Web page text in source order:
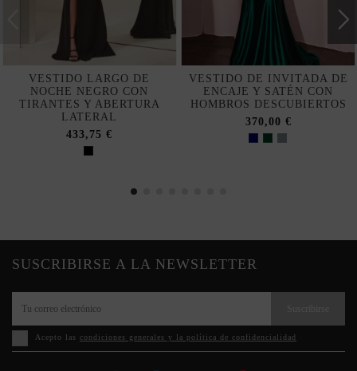
VESTIDO LARGO DE
NOCHE NEGRO CON
TIRANTES Y ABERTURA
LATERAL
433,75 €
VESTIDO DE INVITADA DE
ENCAJE Y SATÉN CON
HOMBROS DESCUBIERTOS
370,00 €
SUSCRIBIRSE A LA NEWSLETTER
Acepto las condiciones generales y la política de confidencialidad